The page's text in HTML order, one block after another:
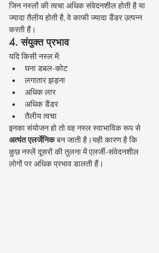
जिन नस्लों की त्वचा अधिक संवेदनशील होती है या
ज्यादा तैलीय होती है, वे काफी ज्यादा डैंडर उत्पन्न
करती हैं।
4. संयुक्त प्रभाव
यदि किसी नस्ल में:
घना डबल-कोट
लगातार झड़ना
अधिक लार
अधिक डैंडर
तैलीय त्वचा
इनका संयोजन हो तो वह नस्ल स्वाभाविक रूप से
अत्यंत एलर्जेनिक बन जाती है।यही कारण है कि
कुछ नस्लें दूसरों की तुलना में एलर्जी-संवेदनशील
लोगों पर अधिक प्रभाव डालती हैं।